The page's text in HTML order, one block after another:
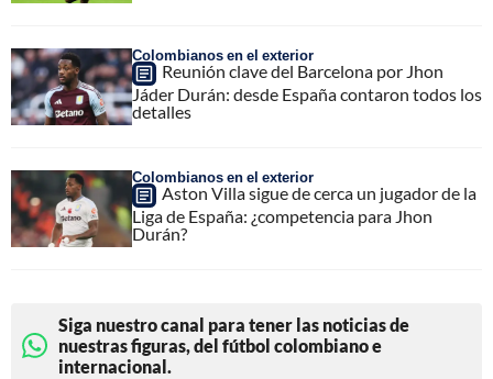
Colombianos en el exterior
Reunión clave del Barcelona por Jhon
Jáder Durán: desde España contaron todos los
detalles
Colombianos en el exterior
Aston Villa sigue de cerca un jugador de la
Liga de España: ¿competencia para Jhon
Durán?
Siga nuestro canal para tener las noticias de
nuestras figuras, del fútbol colombiano e
internacional.